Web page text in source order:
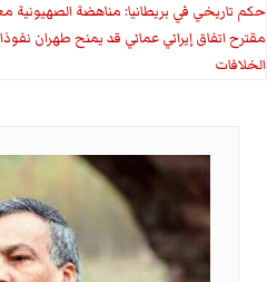
حكم تاريخي في بريطانيا: مناهضة الصهيونية
مقترح اتفاق إيراني عماني قد يمنح طهران
الخلافات